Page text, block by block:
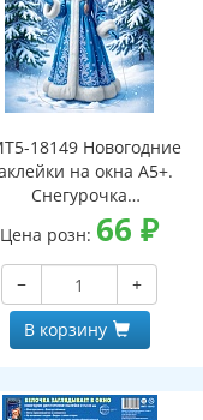
18149 Новогодние
на окна А5+.
Снегурочка
видны с
обеих сторон,
многоразовые)
Цена розн: 66₽
−
+
В корзину